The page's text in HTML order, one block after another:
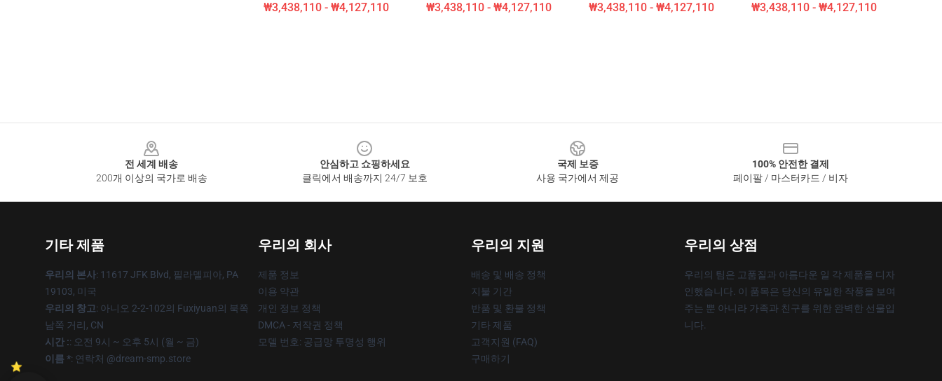
₩3,438,110 - ₩4,127,110 ₩3,438,110 - ₩4,127,110 ₩3,438,110 - ₩4,127,110 ₩3,438,110 - ₩4,127,110
전 세계 배송
200개 이상의 국가로 배송
안심하고 쇼핑하세요
클릭에서 배송까지 24/7 보호
국제 보증
사용 국가에서 제공
100% 안전한 결제
페이팔 / 마스터카드 / 비자
기타 제품
우리의 본사: 11617 JFK Blvd, 필라델피아, PA
19103, 미국
우리의 창고: 아니오 2-2-102의 Fuxiyuan의 북쪽
남쪽 거리, CN
시간 :: 오전 9시 ~ 오후 5시 (월 ~ 금)
이름 *: 연락처 @dream-smp.store
우리의 회사
제품 정보
이용 약관
개인 정보 정책
DMCA - 저작권 정책
모델 번호: 공급망 투명성 행위
우리의 지원
배송 및 배송 정책
지불 기간
반품 및 환불 정책
기타 제품
고객지원 (FAQ)
구매하기
우리의 상점
우리의 팀은 고품질과 아름다운 일 각 제품을 디자
인했습니다. 이 품목은 당신의 유일한 작풍을 보여
주는 뿐 아니라 가족과 친구를 위한 완벽한 선물입
니다.